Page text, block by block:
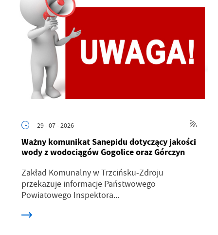
29 - 07 - 2026
Ważny komunikat Sanepidu dotyczący jakości
wody z wodociągów Gogolice oraz Górczyn
Zakład Komunalny w Trzcińsku-Zdroju
przekazuje informacje Państwowego
Powiatowego Inspektora...